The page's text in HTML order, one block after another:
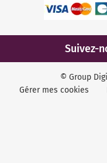
Suivez-
© Group
Gérer mes cookies